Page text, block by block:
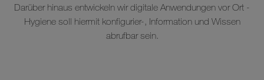
Darüber hinaus entwickeln wir digitale Anwendungen vor Ort -
Hygiene soll hiermit konfigurier-, Information und Wissen
abrufbar sein.